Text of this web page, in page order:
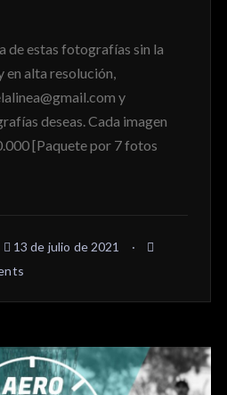
de estas fotografías sin la
en alta resolución,
y
deseas. Cada imagen
[Paquete por 7 fotos
13 de julio de 2021